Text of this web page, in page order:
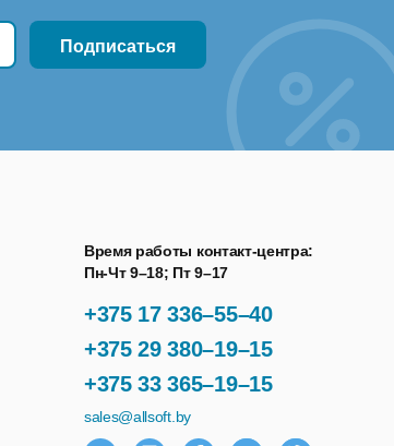
+375 17 336–55–40
+375 29 380–19–15
+375 33 365–19–15
Время работы контакт-центра:
Пн-Чт 9–18; Пт 9–17
sales@allsoft.by